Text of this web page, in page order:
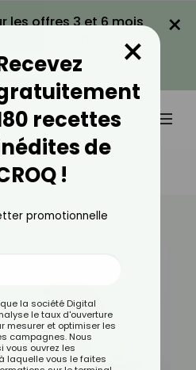
les offres 3 et 6 mois
LA PROMO
×
Nutritionnelles Et Recettes
recettes
de
!
×
promotionnelle
la société Digital
le taux d'ouverture
mesurer et optimiser les
campagnes. Nous
vous ouvrez les
laquelle vous le faites